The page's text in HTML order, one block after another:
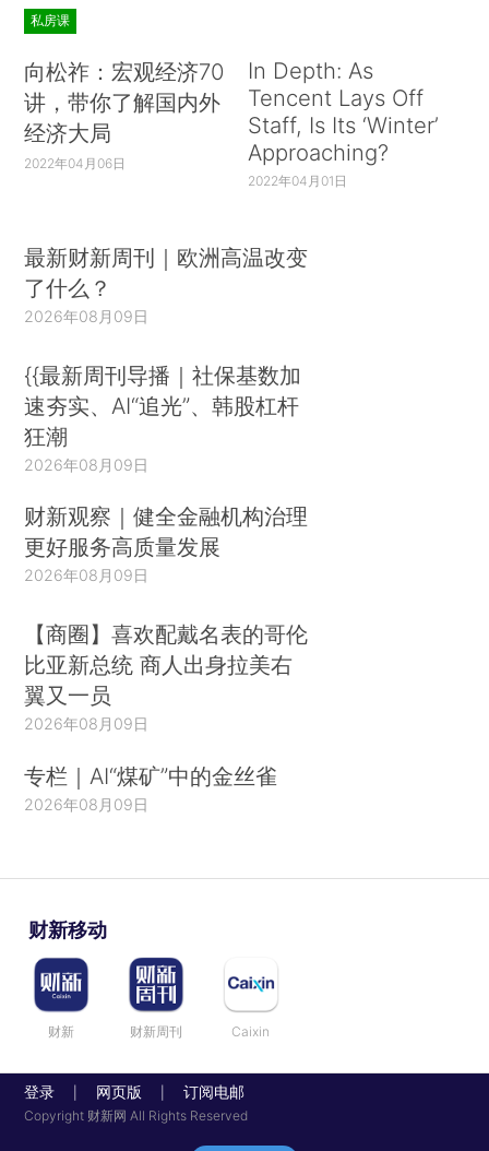
私房课
向松祚：宏观经济70
讲，带你了解国内外
经济大局
2022年04月06日
In Depth: As
Tencent Lays Off
Staff, Is Its ‘Winter’
Approaching?
2022年04月01日
最新财新周刊｜欧洲高温改变
了什么？
2026年08月09日
{{最新周刊导播｜社保基数加
速夯实、AI“追光”、韩股杠杆
狂潮
2026年08月09日
财新观察｜健全金融机构治理
更好服务高质量发展
2026年08月09日
【商圈】喜欢配戴名表的哥伦
比亚新总统 商人出身拉美右
翼又一员
2026年08月09日
专栏｜AI“煤矿”中的金丝雀
2026年08月09日
财新移动
财新 财新周刊 Caixin
登录 网页版 订阅电邮
Copyright 财新网 All Rights Reserved